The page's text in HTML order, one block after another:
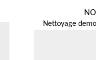
Nettoyage